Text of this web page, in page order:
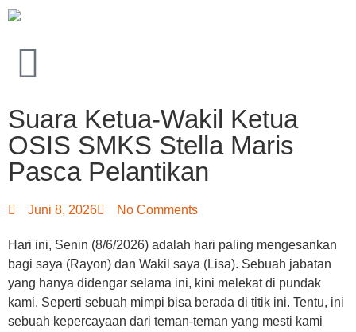
Suara Ketua-Wakil Ketua
OSIS SMKS Stella Maris
Pasca Pelantikan
Juni 8, 2026 No Comments
Hari ini, Senin (8/6/2026) adalah hari paling mengesankan
bagi saya (Rayon) dan Wakil saya (Lisa). Sebuah jabatan
yang hanya didengar selama ini, kini melekat di pundak
kami. Seperti sebuah mimpi bisa berada di titik ini. Tentu, ini
sebuah kepercayaan dari teman-teman yang mesti kami